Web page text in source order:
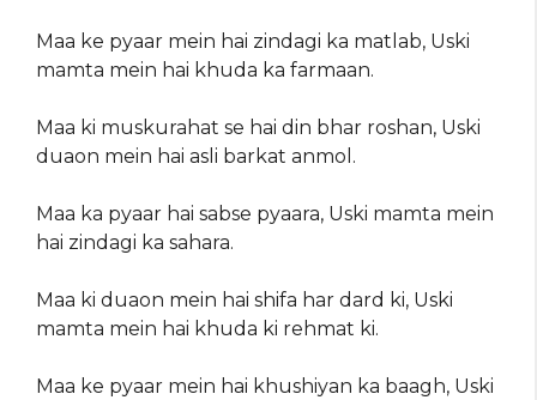
Maa ke pyaar mein hai zindagi ka matlab, Uski
mamta mein hai khuda ka farmaan.
Maa ki muskurahat se hai din bhar roshan, Uski
duaon mein hai asli barkat anmol.
Maa ka pyaar hai sabse pyaara, Uski mamta mein
hai zindagi ka sahara.
Maa ki duaon mein hai shifa har dard ki, Uski
mamta mein hai khuda ki rehmat ki.
Maa ke pyaar mein hai khushiyan ka baagh, Uski